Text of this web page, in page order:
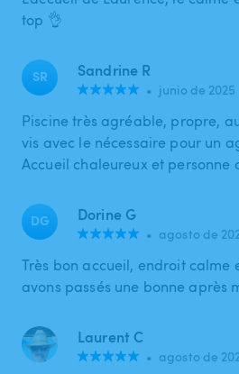
top 👌
SR Sandrine R
• junio de 2025
Piscine très agréable, propre,
vis avec le nécessaire pour un
Accueil chaleureux et personne
DG Dorine G
• agosto de
Très bon accueil, endroit calme
avons passés une bonne après
Laurent C
• agosto de